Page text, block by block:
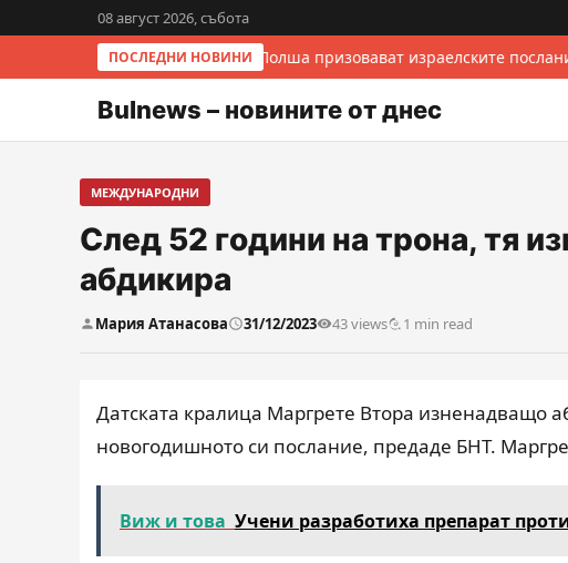
08 август 2026, събота
ПОСЛЕДНИ НОВИНИИталия и Полша призовават израелските
Bulnews – новините от днес
МЕЖДУНАРОДНИ
След 52 години на трона, тя
абдикира
Мария Атанасова 31/12/2023 43 views 1 min read
Датската кралица Маргрете Втора изненадващо
новогодишното си послание, предаде БНТ.
Виж и това Учени разработиха препарат